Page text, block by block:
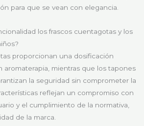
para que se vean con elegancia.
los frascos cuentagotas y los
proporcionan una dosificación
aromaterapia, mientras que los tapones
la seguridad sin comprometer la
reflejan un compromiso con
y el cumplimiento de la normativa,
de la marca.